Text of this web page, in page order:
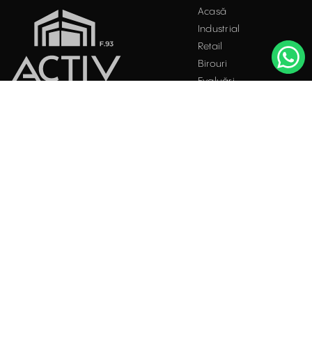
Acasă
Industrial
Retail
Birouri
Evaluări